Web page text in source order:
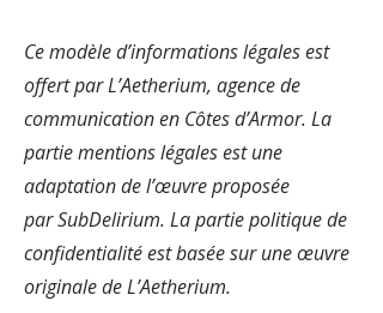
Cemodèle d’informations légalesest
offert parL’Aetherium, agence de
communication en Côtes d’Armor. La
partie mentions légales est une
adaptation de l’œuvre proposée
parSubDelirium. La partie politique de
confidentialité est basée sur une œuvre
originale deL’Aetherium.